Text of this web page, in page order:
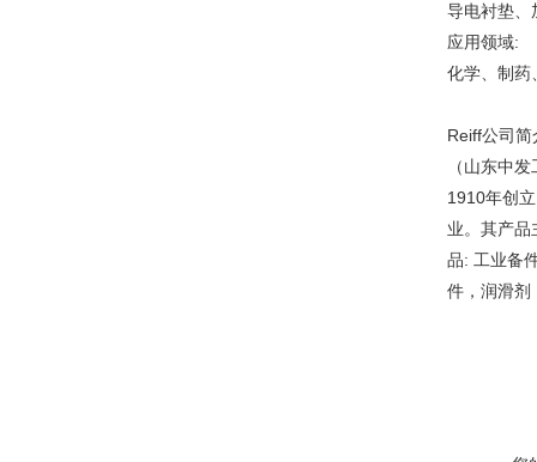
导电衬垫、
应用领域:
化学、制药
Reiff公司简
（山东中
1910年创
业。其产品
品: 工业备
件，润滑剂